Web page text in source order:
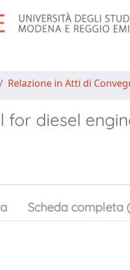
Relazione in Atti di
for diesel
Scheda completa